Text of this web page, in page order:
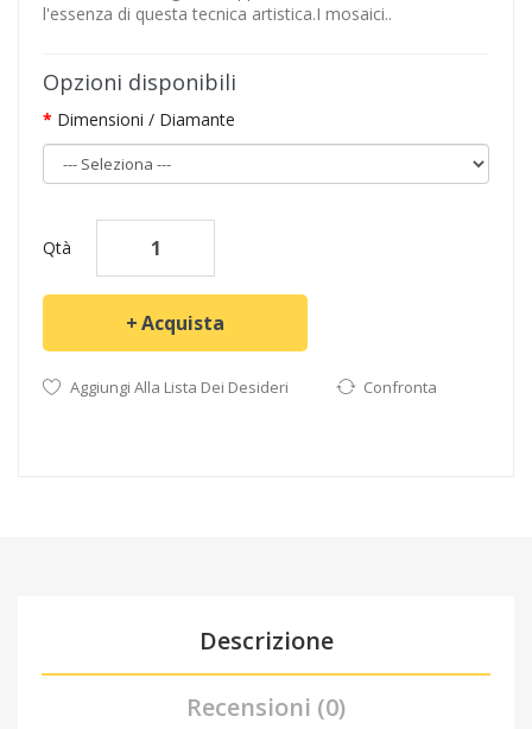
l'essenza di questa tecnica artistica.I mosaici..
Opzioni disponibili
Dimensioni / Diamante
Qtà
Acquista
Aggiungi Alla Lista Dei Desideri Confronta
Descrizione
Recensioni (0)